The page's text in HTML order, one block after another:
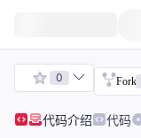
0 Fork
代码介绍 代码